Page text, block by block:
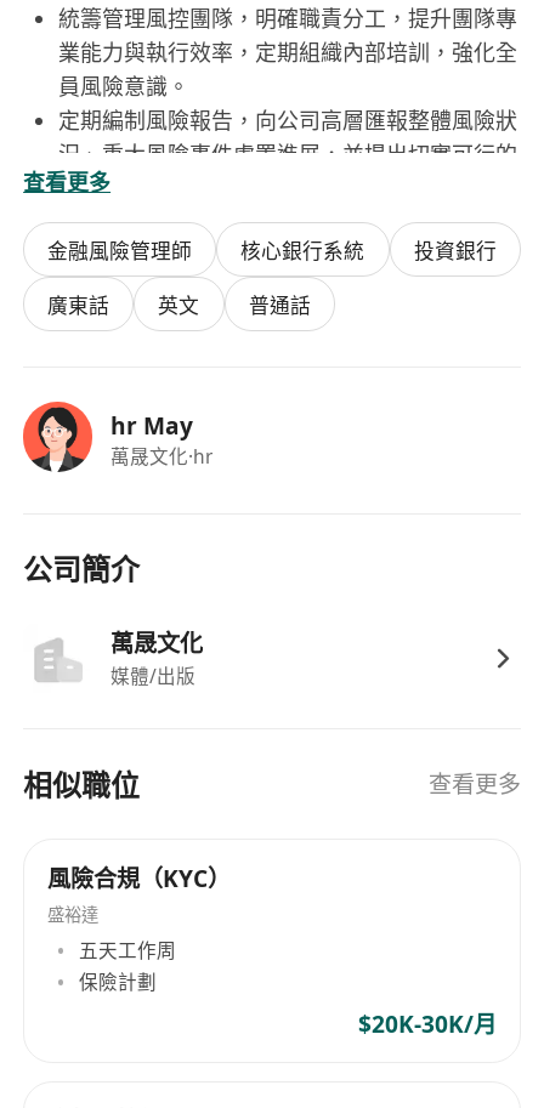
統籌管理風控團隊，明確職責分工，提升團隊專
業能力與執行效率，定期組織內部培訓，強化全
員風險意識。
定期編制風險報告，向公司高層匯報整體風險狀
況、重大風險事件處置進展，並提出切實可行的
改進策略與應對方案。
在發生重大市場波動或風險事件時，迅速啟動應
急預案，協調相關部門進行響應與處理，最大限
度降低損失與影響。
工作要求
者更佳。
擁有8年以上金融行業工作經驗，其中至少5年專
深入了解英皇/ATFX/TMGMT/MT4/MT5等主流
悉貴金屬期貨市場的交易特性與風險特徵。
具備出色的風險識別、量化評估與控制能力，能
熟練掌握常用風險管理工具與技術，精通
Python、R、SQL等數據分析工具或軟件，具備
具備優秀的團隊領導力與跨部門溝通協調能力，
能夠在高壓環境下做出快速而準確的決策。
責任心強，作風嚴謹，具有高度的職業操守與風
險敏感度，始終堅持風控底線原則，敢於擔當、
查看更多
金融風險管理師 核心銀行系統
投資銀行
廣東話
英文 普通話
hr May
萬晟文化·hr
公司簡介
萬晟文化
媒體/出版
相似職位 查看更多
風險合規（KYC）
盛裕達
五天工作周
保險計劃
$20K-30K/月